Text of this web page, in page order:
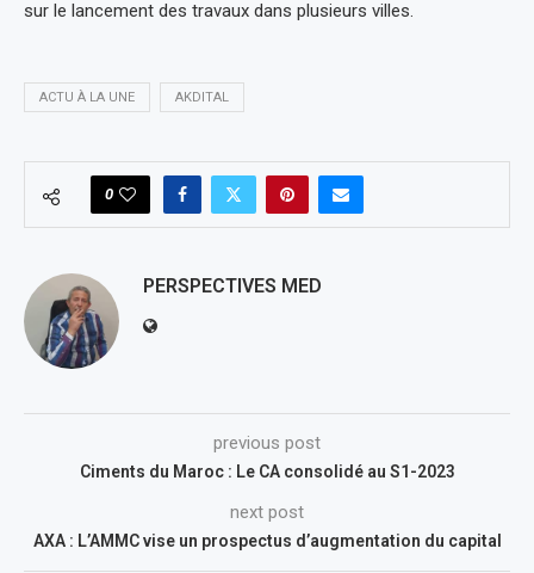
sur le lancement des travaux dans plusieurs villes.
ACTU À LA UNE AKDITAL
0
PERSPECTIVES MED
previous post
Ciments du Maroc : Le CA consolidé au S1-2023
next post
AXA : L’AMMC vise un prospectus d’augmentation du capital